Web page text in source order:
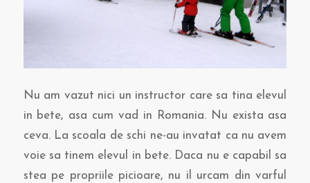
Nu am vazut nici un instructor care sa tina elevul
in bete, asa cum vad in Romania. Nu exista asa
ceva. La scoala de schi ne-au invatat ca nu avem
voie sa tinem elevul in bete. Daca nu e capabil sa
stea pe propriile picioare, nu il urcam din varful